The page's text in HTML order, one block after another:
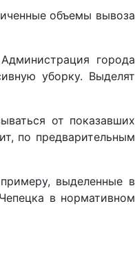
объемы вывоза
города
уборку. Выделят
от показавших
по предварительным
выделенные в
в нормативном